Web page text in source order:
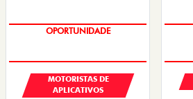
OPORTUNIDADE
MOTORISTAS DE
APLICATIVOS